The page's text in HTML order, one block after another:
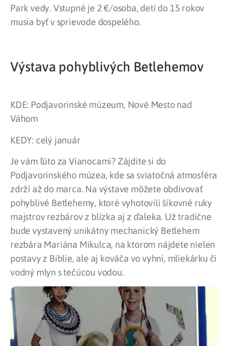
Park vedy. Vstupné je 2 €/osoba, deti do 15 rokov
musia byť v sprievode dospelého.
Výstava pohyblivých Betlehemov
KDE: Podjavorinské múzeum, Nové Mesto nad
Váhom
KEDY: celý január
Je vám ľúto za Vianocami? Zájdite si do
Podjavorinského múzea, kde sa sviatočná atmosféra
zdrží až do marca. Na výstave môžete obdivovať
pohyblivé Betlehemy, ktoré vyhotovili šikovné ruky
majstrov rezbárov z blízka aj z ďaleka. Už tradične
bude vystavený unikátny mechanický Betlehem
rezbára Mariána Mikulca, na ktorom nájdete nielen
postavy z Biblie, ale aj kováča vo vyhni, mliekárku či
vodný mlyn s tečúcou vodou.